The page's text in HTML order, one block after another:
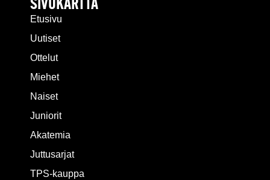
SIVUKARTTA
Etusivu
Uutiset
Ottelut
Miehet
Naiset
Juniorit
Akatemia
Juttusarjat
TPS-kauppa